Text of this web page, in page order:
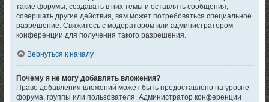
такие форумы, создавать в них темы и оставлять сообщения,
совершать другие действия, вам может потребоваться специальное
разрешение. Свяжитесь с модератором или администратором
конференции для получения такого разрешения.
Вернуться к началу
Почему я не могу добавлять вложения?
Право добавления вложений может быть предоставлено на уровне
форума, группы или пользователя. Администратор конференции